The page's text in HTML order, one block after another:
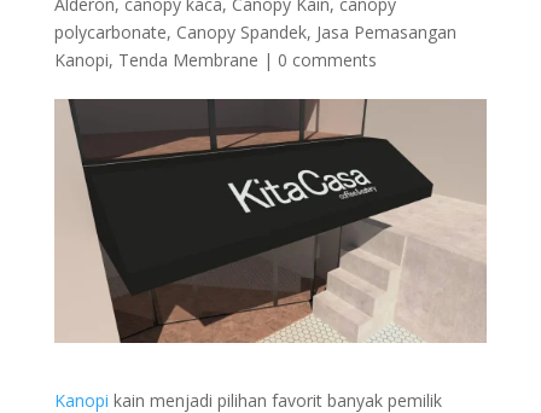
polycarbonate, Canopy Spandek, Jasa Pemasangan
Kanopi, Tenda Membrane | 0 comments
Kanopi kain menjadi pilihan favorit banyak pemilik